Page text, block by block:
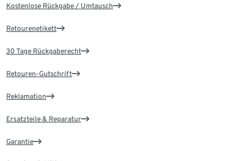
Kostenlose Rückgabe / Umtausch
Retourenetikett
30 Tage Rückgaberecht
Retouren-Gutschrift
Reklamation
Ersatzteile & Reparatur
Garantie